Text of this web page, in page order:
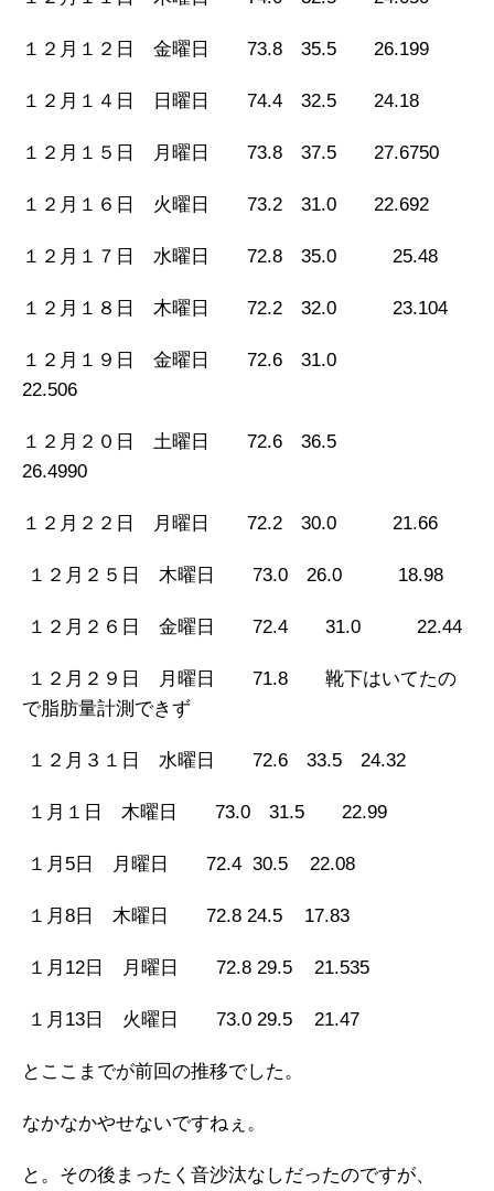
１２月１２日 金曜日 73.8 35.5 26.199
１２月１４日 日曜日 74.4 32.5 24.18
１２月１５日 月曜日 73.8 37.5 27.6750
１２月１６日 火曜日 73.2 31.0 22.692
１２月１７日 水曜日 72.8 35.0 25.48
１２月１８日 木曜日 72.2 32.0 23.104
１２月１９日 金曜日 72.6 31.0
22.506
１２月２０日 土曜日 72.6 36.5
26.4990
１２月２２日 月曜日 72.2 30.0 21.66
１２月２５日 木曜日 73.0 26.0 18.98
１２月２６日 金曜日 72.4 31.0 22.44
１２月２９日 月曜日 71.8 靴下はいてたの
で脂肪量計測できず
１２月３１日 水曜日 72.6 33.5 24.32
１月１日 木曜日 73.0 31.5 22.99
１月5日 月曜日 72.4 30.5 22.08
１月8日 木曜日 72.8 24.5 17.83
１月12日 月曜日 72.8 29.5 21.535
１月13日 火曜日 73.0 29.5 21.47
とここまでが前回の推移でした。
なかなかやせないですねぇ。
と。その後まったく音沙汰なしだったのですが、